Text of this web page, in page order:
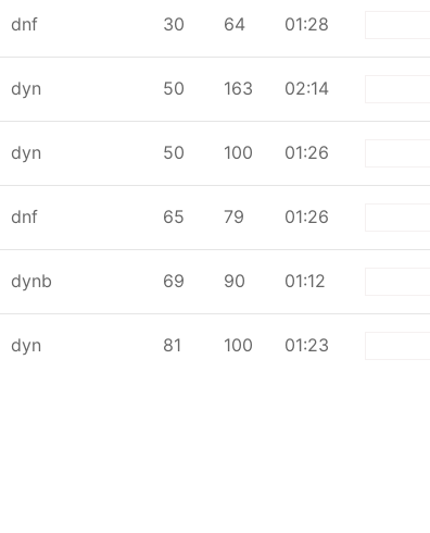
dnf 30 64 01:28
dyn 50 163 02:14
dyn 50 100 01:26
dnf 65 79 01:26
dynb 69 90 01:12
dyn 81 100 01:23